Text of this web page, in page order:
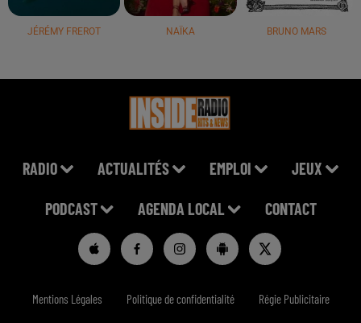
JÉRÉMY FREROT NAÏKA BRUNO MARS
RADIO ACTUALITÉS EMPLOI JEUX
PODCAST AGENDA LOCAL CONTACT
Mentions Légales Politique de confidentialité Régie Publicitaire